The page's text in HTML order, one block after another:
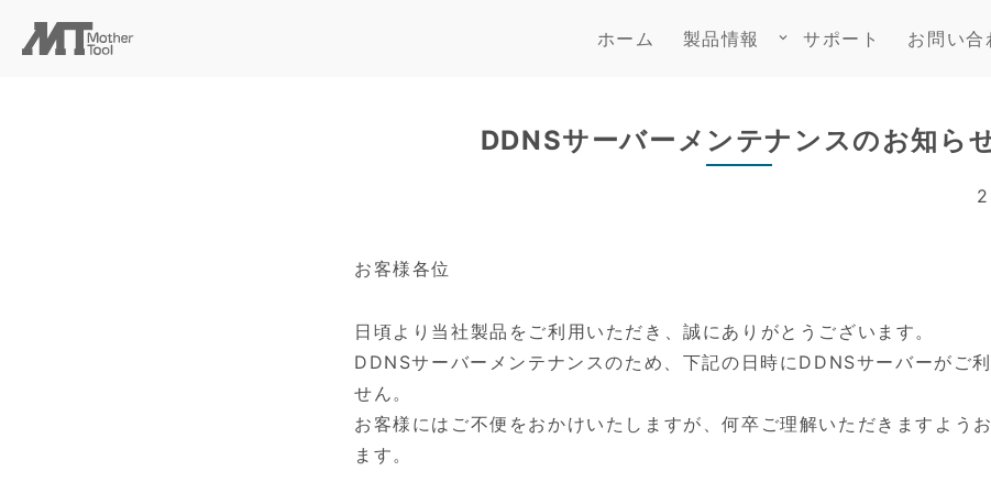
ホーム 製品情報 keyboard_arrow_down サポート お問い合
DDNSサーバーメンテナンスのお知ら
お客様各位
日頃より当社製品をご利用いただき、誠にありがとうございます。
DDNSサーバーメンテナンスのため、下記の日時にDDNSサーバーがご
せん。
お客様にはご不便をおかけいたしますが、何卒ご理解いただきますよう
ます。